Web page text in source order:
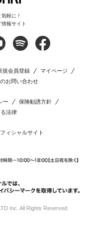
軽に！
報サイト
規会員登録
マイページ
お問い合わせ
ー
保険勧誘方針
法律
ィシャルサイト
Inc. All Rights Reserved.